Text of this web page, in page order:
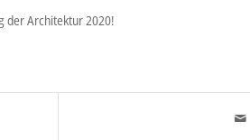
der Architektur 2020!